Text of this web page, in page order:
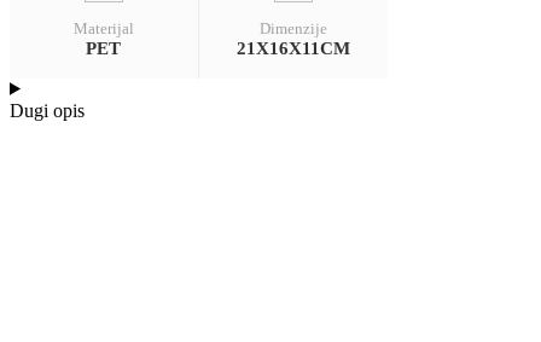
Materijal
PET
Dimenzije
21X16X11CM
Dugi opis